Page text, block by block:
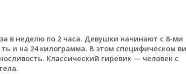
в неделю по 2 часа. Девушки начинают с 8-ми
и на 24 килограмма. В этом специфическом
Классический гиревик — человек с